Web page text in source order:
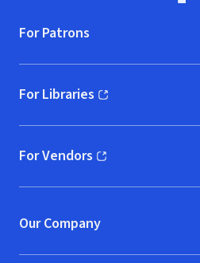
For Patrons
For Libraries
(opens in new window)
For Vendors
(opens in new window)
Our Company